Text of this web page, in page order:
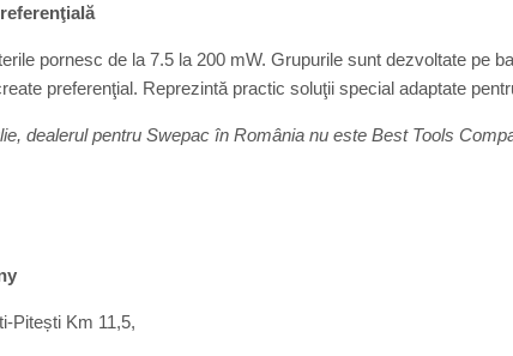
pornesc de la 7.5 la 200 mW. Grupurile sunt dezvoltate pe
preferenţial. Reprezintă practic soluţii special adaptate
dealerul pentru Swepac în România nu este Best Tools
Pitești Km 11,5,